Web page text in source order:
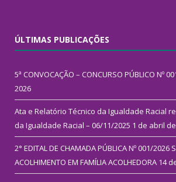
ÚLTIMAS PUBLICAÇÕES
5ª CONVOCAÇÃO – CONCURSO PÚBLICO Nº
2026
Ata e Relatório Técnico da Igualdade Racial
da Igualdade Racial – 06/11/2025 1 de abril
2° EDITAL DE CHAMADA PÚBLICA Nº 001/2026
ACOLHIMENTO EM FAMÍLIA ACOLHEDORA 14